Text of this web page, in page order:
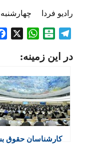
رادیو فردا چهارشنبه ۲۶ مهر ۱۳۹۱ – ۱۷ اکتبر ۲۰۱۲
l
g
r
a
m
t
a
r
i
n
W
a
s
A
p
p
در این زمینه:
کارشناسان حقوق